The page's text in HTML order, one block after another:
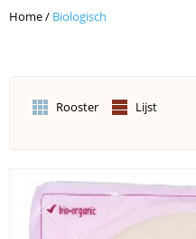
Home/ Biologisch
Rooster Lijst